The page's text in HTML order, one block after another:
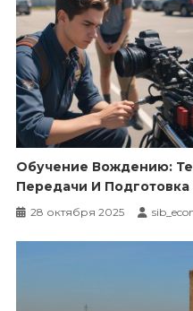
Обучение Вождению:
Передачи И
28 октября 2025